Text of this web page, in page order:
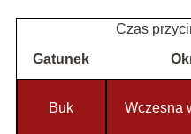
Czas
Gatunek
Buk Wczesna